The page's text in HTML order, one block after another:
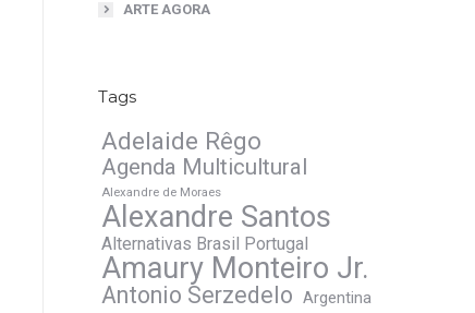
ARTE AGORA
Tags
Adelaide Rêgo
Agenda Multicultural
Alexandre de Moraes
Alexandre Santos
Alternativas Brasil Portugal
Amaury Monteiro Jr.
Antonio Serzedelo Argentina